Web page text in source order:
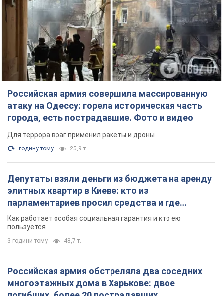
Российская армия совершила массированную
атаку на Одессу: горела историческая часть
города, есть пострадавшие. Фото и видео
Для террора враг применил ракеты и дроны
годину тому 25,9 т.
Депутаты взяли деньги из бюджета на аренду
элитных квартир в Киеве: кто из
парламентариев просил средства и где
поселился
Как работает особая социальная гарантия и кто ею
пользуется
3 години тому 48,7 т.
Российская армия обстреляла два соседних
многоэтажных дома в Харькове: двое